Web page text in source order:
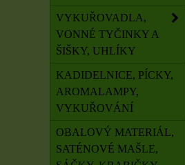
VYKUŘOVADLA,
VONNÉ TYČINKY A
ŠIŠKY, UHLÍKY
KADIDELNICE, PÍCKY,
AROMALAMPY,
VYKUŘOVÁNÍ
OBALOVÝ MATERIÁL,
SATÉNOVÉ MAŠLE,